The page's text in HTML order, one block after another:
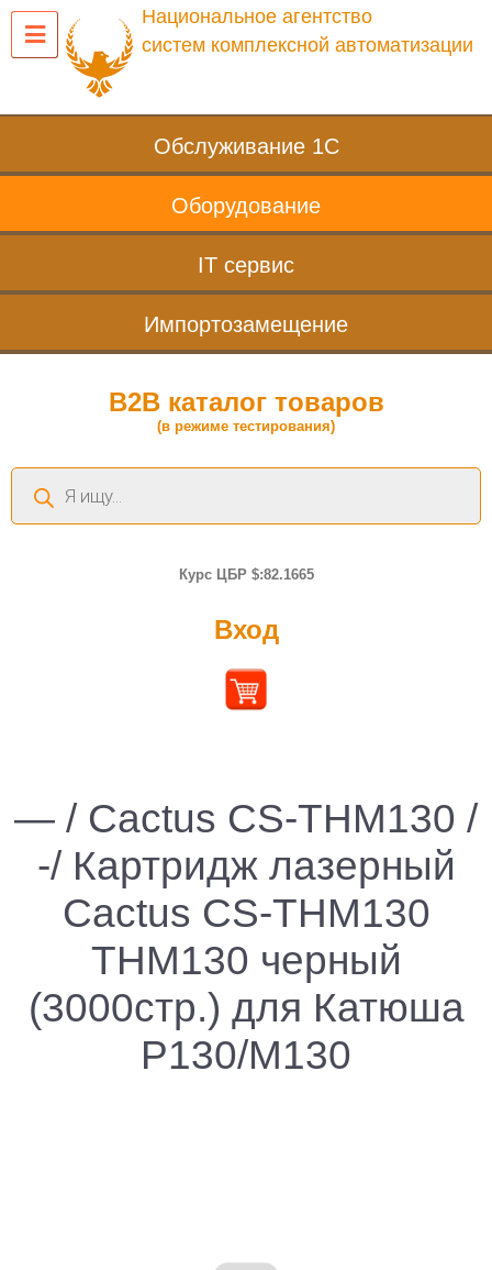
Национальное агентство
систем комплексной автоматизации
Обслуживание 1С
Оборудование
IT сервис
Импортозамещение
B2B каталог товаров
(в режиме тестирования)
Поиск
товаров
Курс ЦБР $:82.1665
Вход
— / Cactus CS-THM130 /
-/ Картридж лазерный
Cactus CS-THM130
THM130 черный
(3000стр.) для Катюша
P130/M130